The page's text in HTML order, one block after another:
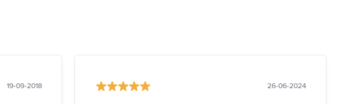
19-09-2018 26-06-2024